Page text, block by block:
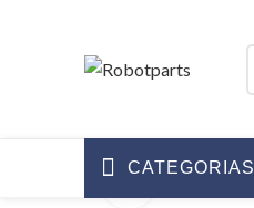
CATEGORIAS